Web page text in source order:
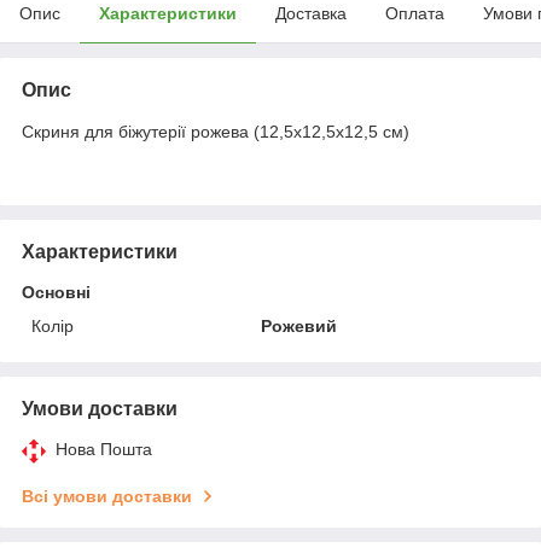
Опис Характеристики Доставка Оплата Умови
Опис
Скриня для біжутерії рожева (12,5х12,5х12,5 см)
Характеристики
Основні
Колір
Рожевий
Умови доставки
Нова Пошта
Всі умови доставки